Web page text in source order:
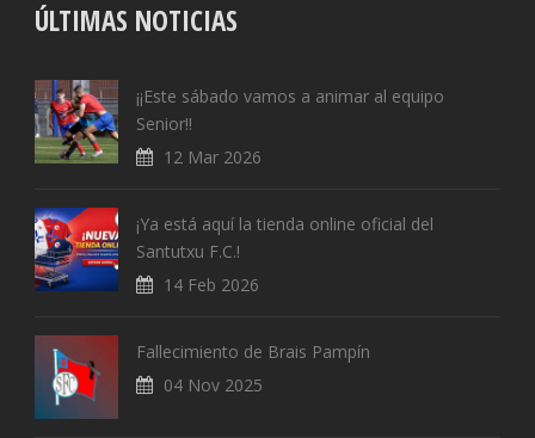
ÚLTIMAS NOTICIAS
¡¡Este sábado vamos a animar al equipo
Senior!!
12 Mar 2026
¡Ya está aquí la tienda online oficial del
Santutxu F.C.!
14 Feb 2026
Fallecimiento de Brais Pampín
04 Nov 2025